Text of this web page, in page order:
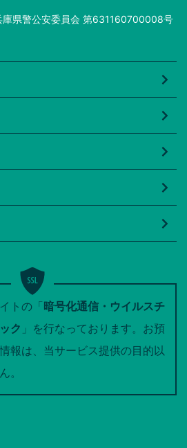
庫県警公安委員会 第631160700008号
トの「暗号化通信・ウイルスチ
ク 」を行なっております。お預
報は、当サービス提供の目的以
。